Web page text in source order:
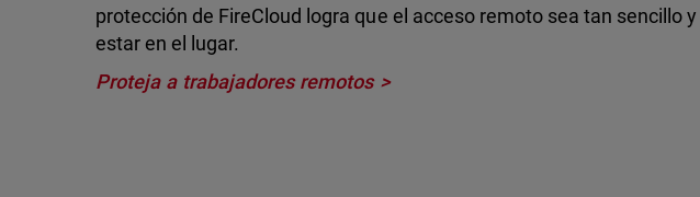
protección de FireCloud logra que el acceso remoto sea tan sencillo
estar en el lugar.
Proteja a trabajadores remotos